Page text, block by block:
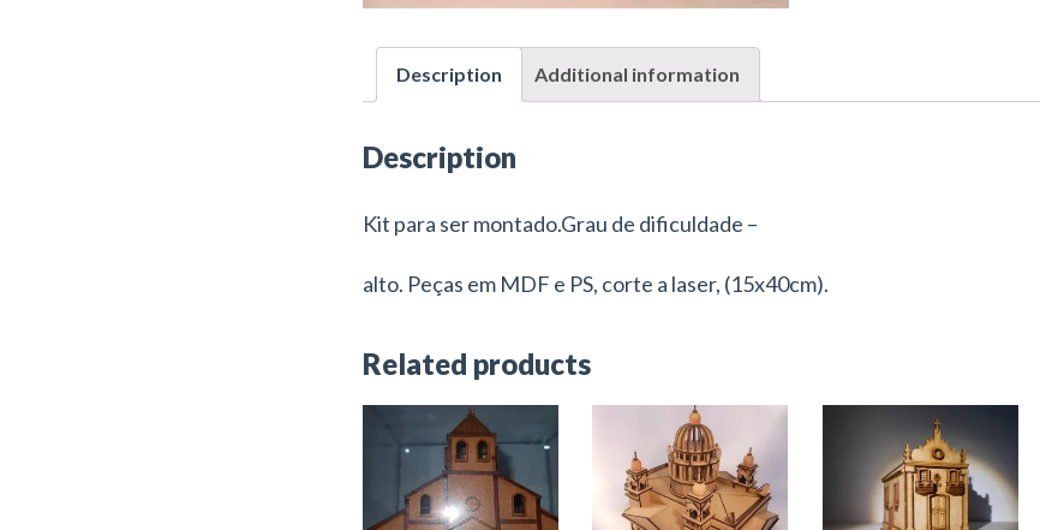
Description Additional information
Description
Kit para ser montado.Grau de dificuldade –
alto. Peças em MDF e PS, corte a laser, (15x40cm).
Related products